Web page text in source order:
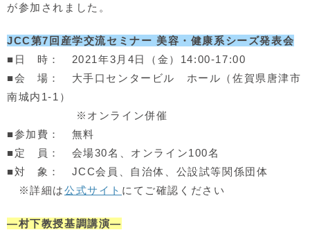
が参加されました。
JCC第7回産学交流セミナー 美容・健康系シーズ発表会
■日 時： 2021年3月4日（金）14:00-17:00
■会 場： 大手口センタービル ホール（佐賀県唐津市
南城内1-1）
※オンライン併催
■参加費： 無料
■定 員： 会場30名、オンライン100名
■対 象： JCC会員、自治体、公設試等関係団体
※詳細は公式サイト にてご確認ください
―村下教授基調講演―